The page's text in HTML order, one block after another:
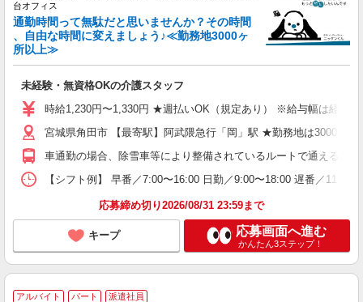
台オフィス
通勤時間って無駄だと思いませんか？その時間
、自由な時間に変えましょう♪≪勤務地3000ヶ
所以上≫
未経験・無資格OKの介護スタッフ
時給1,230円〜1,330円 ★週払いOK（規定あり） ※給与幅は経験・
宮城県角田市 【最寄駅】阿武隈急行「岡」駅 ★勤務地は3000ヶ
車通勤の場合、除雪車等により整備されているルートで通える施
【シフト例】 早番／7:00〜16:00 日勤／9:00〜18:00 遅番／
応募締め切り2026/08/31 23:59まで
キープ 応募画面へ進む
かんたん3ステップ！
アルバイト パート 派遣社員